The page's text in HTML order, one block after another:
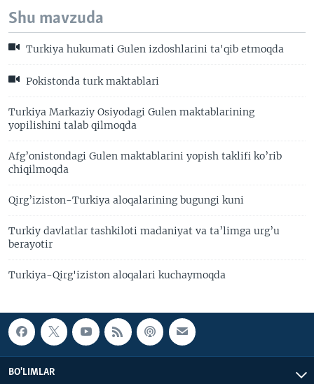
Shu mavzuda
Turkiya hukumati Gulen izdoshlarini ta'qib etmoqda
Pokistonda turk maktablari
Turkiya Markaziy Osiyodagi Gulen maktablarining
yopilishini talab qilmoqda
Afg’onistondagi Gulen maktablarini yopish taklifi ko’rib
chiqilmoqda
Qirg’iziston-Turkiya aloqalarining bugungi kuni
Turkiy davlatlar tashkiloti madaniyat va ta’limga urg’u
berayotir
Turkiya-Qirg'iziston aloqalari kuchaymoqda
BO'LIMLAR